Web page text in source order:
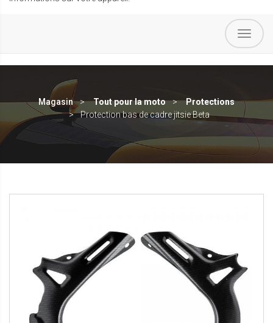
Magasin Tout pour la moto
Protections
Protection bas de cadre jitsie Beta